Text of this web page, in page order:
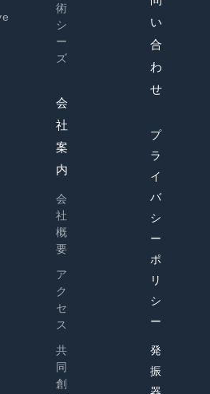
術
シ
ー
ズ
会
社
案
内
会
社
概
要
ア
ク
セ
ス
共
同
創
い
合
わ
せ
プ
ラ
イ
バ
シ
ー
ポ
リ
シ
ー
発
振